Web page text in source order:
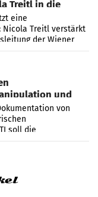
Treitl in die
eine
Nicola Treitl verstärkt
der Wiener
von Josef Kalina und
und
von
soll die
Manipulation und